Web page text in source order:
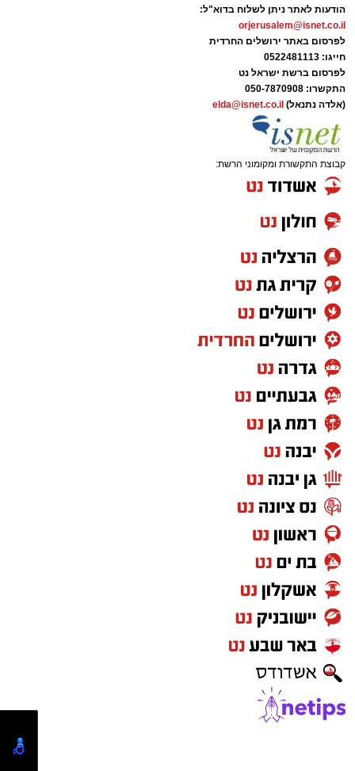
הודעות לאתר ניתן לשלוח בדוא"ל:
orjerusalem@isnet.co.il
לפרסום באתר ירושלים החרדית
חייגו: 0522481113
לפרסום ברשת ישראל נט
התקשרו: 050-7870908
(אלדה נתנאל) elda@isnet.co.il
קבוצת התקשורת ומקומוני הרשת: